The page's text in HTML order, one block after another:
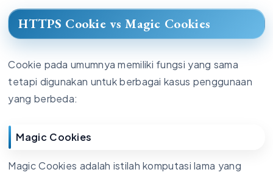
HTTPS Cookie vs Magic Cookies
Cookie pada umumnya memiliki fungsi yang sama
tetapi digunakan untuk berbagai kasus penggunaan
yang berbeda:
Magic Cookies
Magic Cookies adalah istilah komputasi lama yang